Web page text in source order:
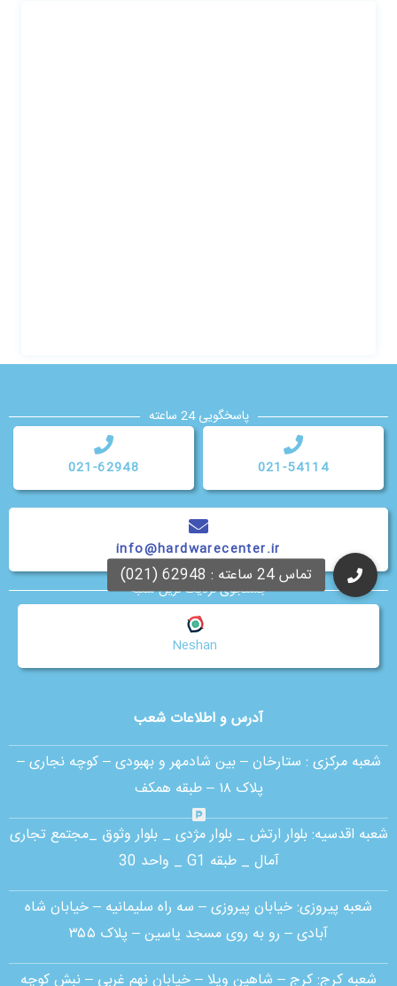
آدرس و اطلاعات شعب
شعبه مرکزی : ستارخان – بین شادمهر و بهبودی – کوچه نجاری –
پلاک ۱۸ – طبقه همکف
شعبه اقدسیه:بلوار ارتش _ بلوار مژدی _ بلوار وثوق _مجتمع تجاری
آمال _ طبقه G1 _ واحد 30
شعبه پیروزی: خیابان پیروزی – سه راه سلیمانیه – خیابان شاه
آبادی – رو به روی مسجد یاسین – پلاک ۳۵۵
شعبه کرج:کرج – شاهین ویلا – خیابان نهم غربی – نبش کوچه
پاسخگویی 24 ساعته
021-54114
021-62948
info@hardwarecenter.ir
جستجوی نزدیک ترین شعبه
Neshan